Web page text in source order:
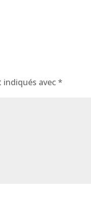
indiqués avec*